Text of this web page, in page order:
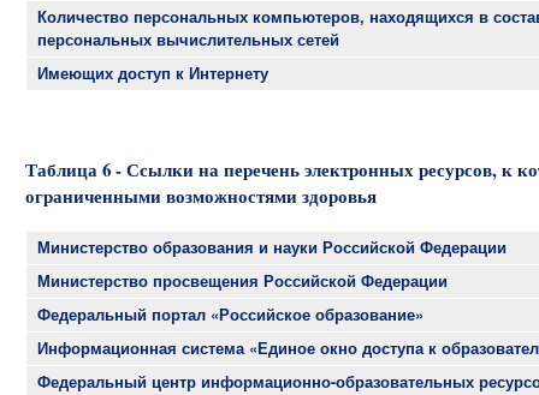
Количество персональных компьютеров, находящихся в
персональных вычислительных сетей
Имеющих доступ к Интернету
Таблица 6 - Ссылки на перечень электронных ресурсов, к
ограниченными возможностями здоровья
Министерство образования и науки Российской Федерации
Министерство просвещения Российской Федерации
Федеральный портал «Российское образование»
Информационная система «Единое окно доступа к
Федеральный центр информационно-образовательных